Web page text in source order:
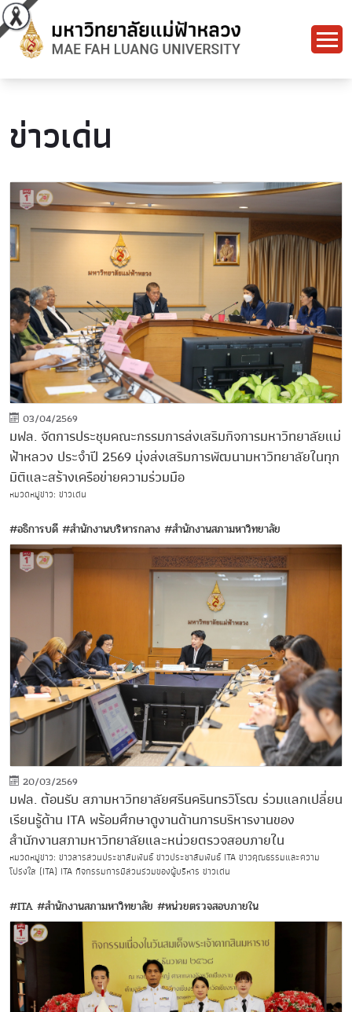
ข่าวเด่น
03/04/2569
มฟล. จัดการประชุมคณะกรรมการส่งเสริมกิจการมหาวิทยาลัยแม่
ฟ้าหลวง ประจำปี 2569 มุ่งส่งเสริมการพัฒนามหาวิทยาลัยในทุก
มิติและสร้างเครือข่ายความร่วมมือ
หมวดหมู่ข่าว: ข่าวเด่น
#อธิการบดี #สำนักงานบริหารกลาง #สำนักงานสภามหาวิทยาลัย
20/03/2569
มฟล. ต้อนรับ สภามหาวิทยาลัยศรีนครินทรวิโรฒ ร่วมแลกเปลี่ยน
เรียนรู้ด้าน ITA พร้อมศึกษาดูงานด้านการบริหารงานของ
สำนักงานสภามหาวิทยาลัยและหน่วยตรวจสอบภายใน
หมวดหมู่ข่าว: ข่าวสารส่วนประชาสัมพันธ์ ข่าวประชาสัมพันธ์ ITA ข่าวคุณธรรมและความ
โปร่งใส (ITA) ITA กิจกรรมการมีส่วนร่วมของผู้บริหาร ข่าวเด่น
#ITA #สำนักงานสภามหาวิทยาลัย #หน่วยตรวจสอบภายใน